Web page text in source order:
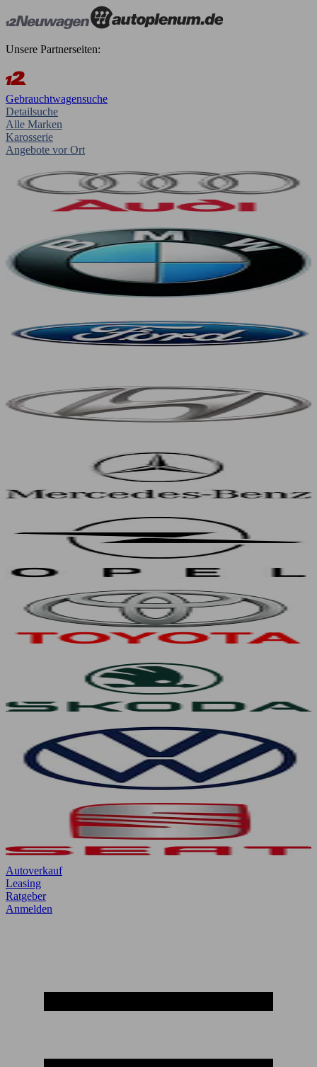
Unsere Partnerseiten:
Gebrauchtwagensuche
Detailsuche
Alle Marken
Karosserie
Angebote vor Ort
Autoverkauf
Leasing
Ratgeber
Anmelden